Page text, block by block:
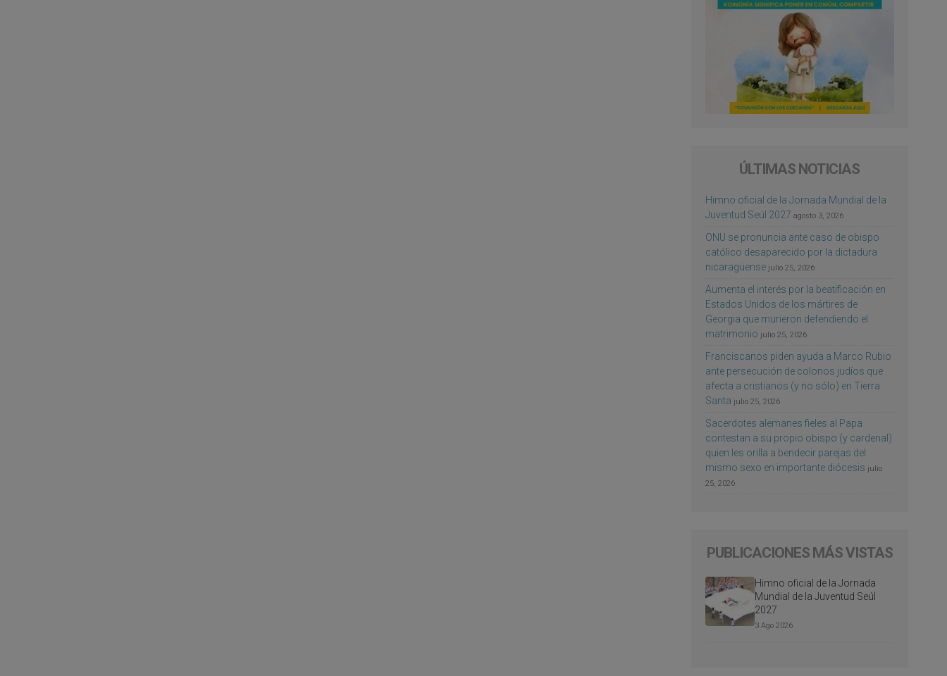
ÚLTIMAS NOTICIAS
Himno oficial de la Jornada Mundial de la
Juventud Seúl 2027 agosto 3, 2026
ONU se pronuncia ante caso de obispo
católico desaparecido por la dictadura
nicaragüense julio 25, 2026
Aumenta el interés por la beatificación en
Estados Unidos de los mártires de
Georgia que murieron defendiendo el
matrimonio julio 25, 2026
Franciscanos piden ayuda a Marco Rubio
ante persecución de colonos judíos que
afecta a cristianos (y no sólo) en Tierra
Santa julio 25, 2026
Sacerdotes alemanes fieles al Papa
contestan a su propio obispo (y cardenal)
quien les orilla a bendecir parejas del
mismo sexo en importante diócesis julio
25, 2026
PUBLICACIONES MÁS VISTAS
Himno oficial de la Jornada
Mundial de la Juventud Seúl
2027
3 Ago 2026